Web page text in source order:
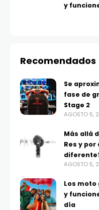
y
Recomendados
Se
fase de
Stage 2
AGOSTO 5,
Más allá
Res y
AGOSTO 5,
Los moto
y
día